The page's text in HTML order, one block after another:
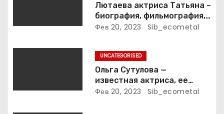
Лютаева актриса Татьяна –
биография, фильмография,
достижения
Фев 20, 2023 Sib_ecometal
UNCATEGORISED
Ольга Сутулова —
известная актриса, ее
биография, достижения и
Фев 20, 2023 Sib_ecometal